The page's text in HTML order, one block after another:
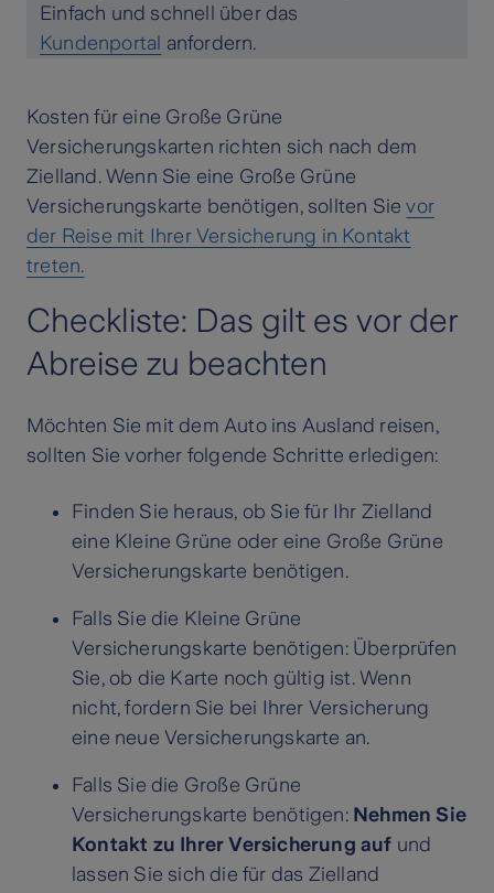
Einfach und schnell über das
Kundenportal anfordern.
Kosten für eine Große Grüne
Versicherungskarten richten sich nach dem
Zielland. Wenn Sie eine Große Grüne
Versicherungskarte benötigen, sollten Sievor
der Reise mit Ihrer Versicherung in Kontakt
treten.
Checkliste: Das gilt es vor der
Abreise zu beachten
Möchten Sie mit dem Auto ins Ausland reisen,
sollten Sie vorher folgende Schritte erledigen:
Finden Sie heraus, ob Sie für Ihr Zielland
eine Kleine Grüne oder eine Große Grüne
Versicherungskarte benötigen.
Falls Sie die Kleine Grüne
Versicherungskarte benötigen: Überprüfen
Sie, ob die Karte noch gültig ist. Wenn
nicht, fordern Sie bei Ihrer Versicherung
eine neue Versicherungskarte an.
Falls Sie die Große Grüne
Versicherungskarte benötigen: Nehmen Sie
Kontakt zu Ihrer Versicherung auf und
lassen Sie sich die für das Zielland